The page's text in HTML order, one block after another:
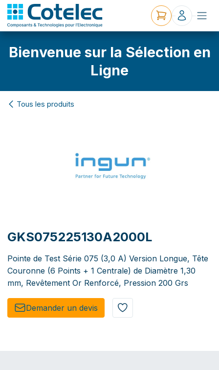
Bienvenue sur la Sélection en
Ligne
Tous les produits
GKS075225130A2000L
Pointe de Test Série 075 (3,0 A) Version Longue, Tête
Couronne (6 Points + 1 Centrale) de Diamètre 1,30
mm, Revêtement Or Renforcé, Pression 200 Grs
Demander un de​​vis​​